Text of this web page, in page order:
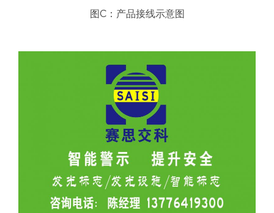
图C：产品接线示意图